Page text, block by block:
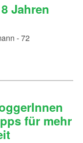
Jahren
- 72
für mehr